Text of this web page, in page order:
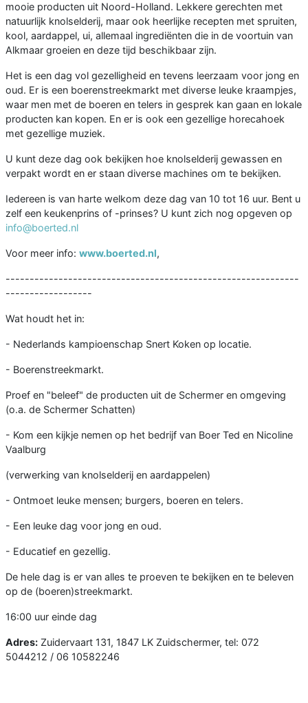
mooie producten uit Noord-Holland. Lekkere gerechten met
natuurlijk knolselderij, maar ook heerlijke recepten met spruiten,
kool, aardappel, ui, allemaal ingrediënten die in de voortuin van
Alkmaar groeien en deze tijd beschikbaar zijn.
Het is een dag vol gezelligheid en tevens leerzaam voor jong en
oud. Er is een boerenstreekmarkt met diverse leuke kraampjes,
waar men met de boeren en telers in gesprek kan gaan en lokale
producten kan kopen. En er is ook een gezellige horecahoek
met gezellige muziek.
U kunt deze dag ook bekijken hoe knolselderij gewassen en
verpakt wordt en er staan diverse machines om te bekijken.
Iedereen is van harte welkom deze dag van 10 tot 16 uur. Bent u
zelf een keukenprins of -prinses? U kunt zich nog opgeven op
info@boerted.nl
Voor meer info: www.boerted.nl,
-------------------------------------------------------------
------------------
Wat houdt het in:
- Nederlands kampioenschap Snert Koken op locatie.
- Boerenstreekmarkt.
Proef en "beleef" de producten uit de Schermer en omgeving
(o.a. de Schermer Schatten)
- Kom een kijkje nemen op het bedrijf van Boer Ted en Nicoline
Vaalburg
(verwerking van knolselderij en aardappelen)
- Ontmoet leuke mensen; burgers, boeren en telers.
- Een leuke dag voor jong en oud.
- Educatief en gezellig.
De hele dag is er van alles te proeven te bekijken en te beleven
op de (boeren)streekmarkt.
16:00 uur einde dag
Adres: Zuidervaart 131, 1847 LK Zuidschermer, tel: 072
5044212 / 06 10582246